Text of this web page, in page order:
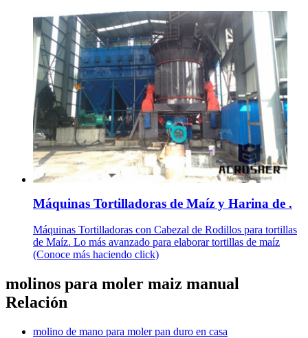
Máquinas Tortilladoras de Maíz y Harina de .
Máquinas Tortilladoras con Cabezal de Rodillos para tortillas
de Maíz. Lo más avanzado para elaborar tortillas de maíz
(Conoce más haciendo click)
molinos para moler maiz manual
Relación
molino de mano para moler pan duro en casa